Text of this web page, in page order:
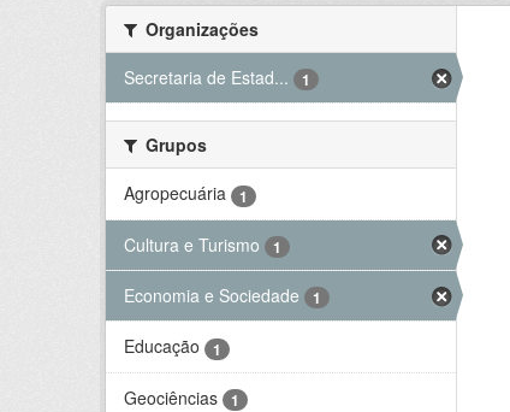
Organizações
Secretaria de Estad...
1
Grupos
Agropecuária
1
Cultura e Turismo 1
Economia e Sociedade 1
Educação 1
Geociências 1